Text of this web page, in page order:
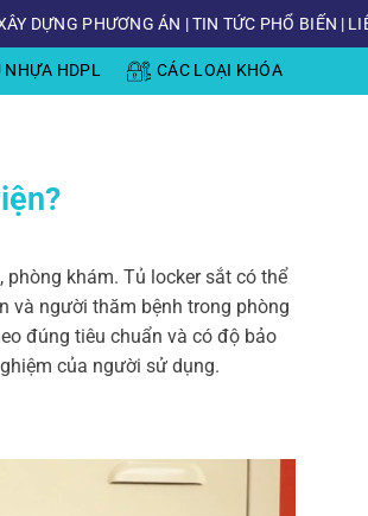
DỰNG PHƯƠNG ÁN |TIN TỨC PHỔ BIẾN |
NHỰA HDPL CÁC LOẠI KHÓA
khám. Tủ locker sắt có thể
và người thăm bệnh trong phòng
đúng tiêu chuẩn và có độ bảo
của người sử dụng.